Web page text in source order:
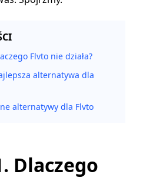
Flvto nie działa?
alternatywa dla
alternatywy dla Flvto
Dlaczego